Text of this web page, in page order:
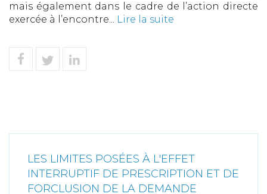
mais également dans le cadre de l’action directe
exercée à l’encontre... Lire la suite
LES LIMITES POSÉES À L'EFFET
INTERRUPTIF DE PRESCRIPTION ET DE
FORCLUSION DE LA DEMANDE